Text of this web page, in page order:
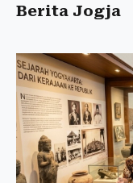
Berita Jogja